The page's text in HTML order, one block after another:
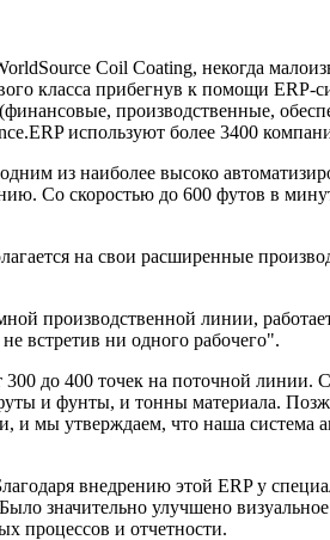
Coil Coating, некогда
класса прибегнув к помощи ERP-
производственные,
используют более 3400
из наиболее высоко
Со скоростью до 600 футов в
на свои расширенные
производственной линии,
встретив ни одного рабочего".
до 400 точек на поточной линии.
и фунты, и тонны материала.
мы утверждаем, что наша система
внедрению этой ERP у
значительно улучшено визуальное
процессов и отчетности.